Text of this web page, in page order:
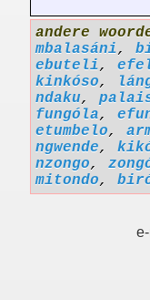
andere
mbalasáni,
ebuteli,
kinkóso,
ndaku,
fungóla,
etumbelo,
ngwende,
nzongo,
mitondo,